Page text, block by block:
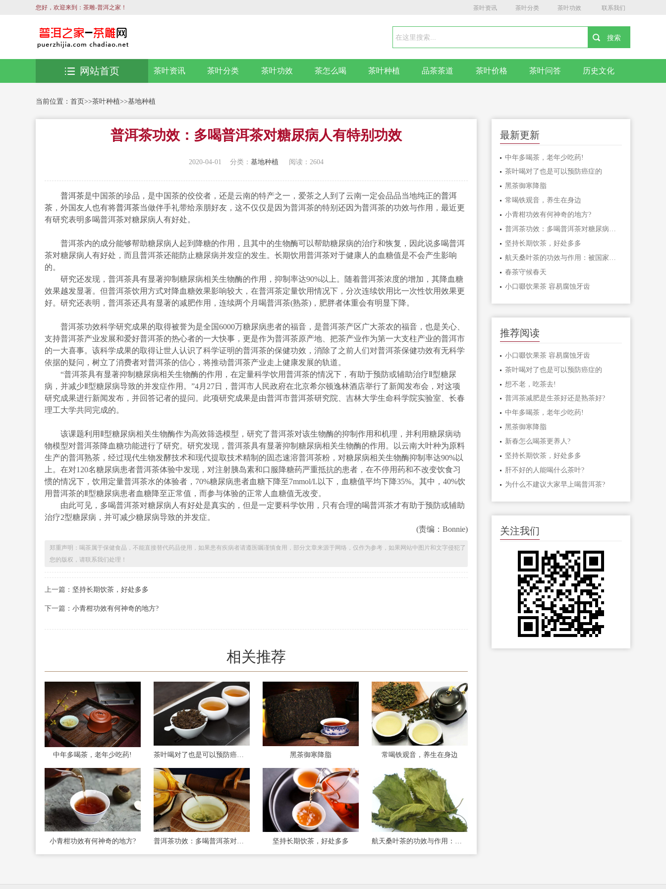
您好，欢迎来到：茶雕-普洱之家！ 茶叶资讯 茶叶分类 茶叶功效 联系我们
茶叶资讯 茶叶分类 茶叶功效 茶怎么喝 茶叶种植 品茶茶道 茶叶价格 茶叶问答 历史文化
网站首页
当前位置： 首页>>茶叶种植>>基地种植
普洱茶功效：多喝普洱茶对糖尿病人有特别功效
2020-04-01 分类： 基地种植 阅读：2604
普洱茶是中国茶的珍品，是中国茶的佼佼者，还是云南的特产之一，爱茶之人到了云南一定会品品当地纯正的普洱
茶，外国友人也有将普洱茶当做伴手礼带给亲朋好友，这不仅仅是因为普洱茶的特别还因为普洱茶的功效与作用，最近更
有研究表明多喝普洱茶对糖尿病人有好处。
普洱茶内的成分能够帮助糖尿病人起到降糖的作用，且其中的生物酶可以帮助糖尿病的治疗和恢复，因此说多喝普洱
茶对糖尿病人有好处，而且普洱茶还能防止糖尿病并发症的发生。长期饮用普洱茶对于健康人的血糖值是不会产生影响
的。
研究还发现，普洱茶具有显著抑制糖尿病相关生物酶的作用，抑制率达90%以上。随着普洱茶浓度的增加，其降血糖
效果越发显著。但普洱茶饮用方式对降血糖效果影响较大，在普洱茶定量饮用情况下，分次连续饮用比一次性饮用效果更
好。研究还表明，普洱茶还具有显著的减肥作用，连续两个月喝普洱茶(熟茶)，肥胖者体重会有明显下降。
普洱茶功效科学研究成果的取得被誉为是全国6000万糖尿病患者的福音，是普洱茶产区广大茶农的福音，也是关心、
支持普洱茶产业发展和爱好普洱茶的热心者的一大快事，更是作为普洱茶原产地、把茶产业作为第一大支柱产业的普洱市
的一大喜事。该科学成果的取得让世人认识了科学证明的普洱茶的保健功效，消除了之前人们对普洱茶保健功效有无科学
依据的疑问，树立了消费者对普洱茶的信心，将推动普洱茶产业走上健康发展的轨道。
“普洱茶具有显著抑制糖尿病相关生物酶的作用，在定量科学饮用普洱茶的情况下，有助于预防或辅助治疗Ⅱ型糖尿
病，并减少Ⅱ型糖尿病导致的并发症作用。”4月27日，普洱市人民政府在北京希尔顿逸林酒店举行了新闻发布会，对这项
研究成果进行新闻发布，并回答记者的提问。此项研究成果是由普洱市普洱茶研究院、吉林大学生命科学院实验室、长春
理工大学共同完成的。
该课题利用Ⅱ型糖尿病相关生物酶作为高效筛选模型，研究了普洱茶对该生物酶的抑制作用和机理，并利用糖尿病动
物模型对普洱茶降血糖功能进行了研究。研究发现，普洱茶具有显著抑制糖尿病相关生物酶的作用。以云南大叶种为原料
生产的普洱熟茶，经过现代生物发酵技术和现代提取技术精制的固态速溶普洱茶粉，对糖尿病相关生物酶抑制率达90%以
上。在对120名糖尿病患者普洱茶体验中发现，对注射胰岛素和口服降糖药严重抵抗的患者，在不停用药和不改变饮食习
惯的情况下，饮用定量普洱茶水的体验者，70%糖尿病患者血糖下降至7mmol/L以下，血糖值平均下降35%。其中，40%饮
用普洱茶的Ⅱ型糖尿病患者血糖降至正常值，而参与体验的正常人血糖值无改变。
由此可见，多喝普洱茶对糖尿病人有好处是真实的，但是一定要科学饮用，只有合理的喝普洱茶才有助于预防或辅助
治疗2型糖尿病，并可减少糖尿病导致的并发症。
(责编：Bonnie)
郑重声明：喝茶属于保健食品，不能直接替代药品使用，如果患有疾病者请遵医嘱谨慎食用，部分文章来源于网络，仅作为参考，如果网站中图片和文字侵犯了
您的版权，请联系我们处理！
上一篇： 坚持长期饮茶，好处多多
下一篇： 小青柑功效有何神奇的地方?
相关推荐
中年多喝茶，老年少吃药! 黑茶御寒降脂 常喝铁观音，养生在身边
小青柑功效有何神奇的地方? 普洱茶功效：多喝普洱茶对糖尿病人有特别功效 坚持长期饮茶，好处多多
最新更新
中年多喝茶，老年少吃药!
茶叶喝对了也是可以预防癌症的
黑茶御寒降脂
常喝铁观音，养生在身边
小青柑功效有何神奇的地方?
普洱茶功效：多喝普洱茶对糖尿病人有特别功效
坚持长期饮茶，好处多多
航天桑叶茶的功效与作用：被国家食品卫生组织
春茶守候春天
小口啜饮果茶 容易腐蚀牙齿
推荐阅读
小口啜饮果茶 容易腐蚀牙齿
茶叶喝对了也是可以预防癌症的
想不老，吃茶去!
普洱茶减肥是生茶好还是熟茶好?
中年多喝茶，老年少吃药!
黑茶御寒降脂
新春怎么喝茶更养人?
坚持长期饮茶，好处多多
肝不好的人能喝什么茶叶?
为什么不建议大家早上喝普洱茶?
关注我们